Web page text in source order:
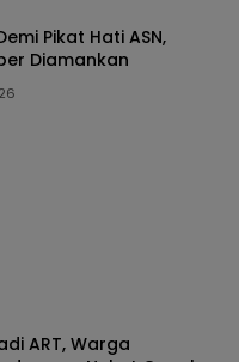
Pikat Hati ASN,
Diamankan
ART, Warga